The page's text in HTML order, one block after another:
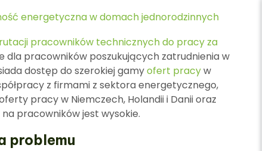
energetyczna w domach jednorodzinnych
pracowników technicznych do pracy za
dla pracowników poszukujących zatrudnienia w
dostęp do szerokiej gamyofert pracyw
z firmami z sektora energetycznego,
pracy w Niemczech, Holandii i Danii oraz
pracowników jest wysokie.
problemu